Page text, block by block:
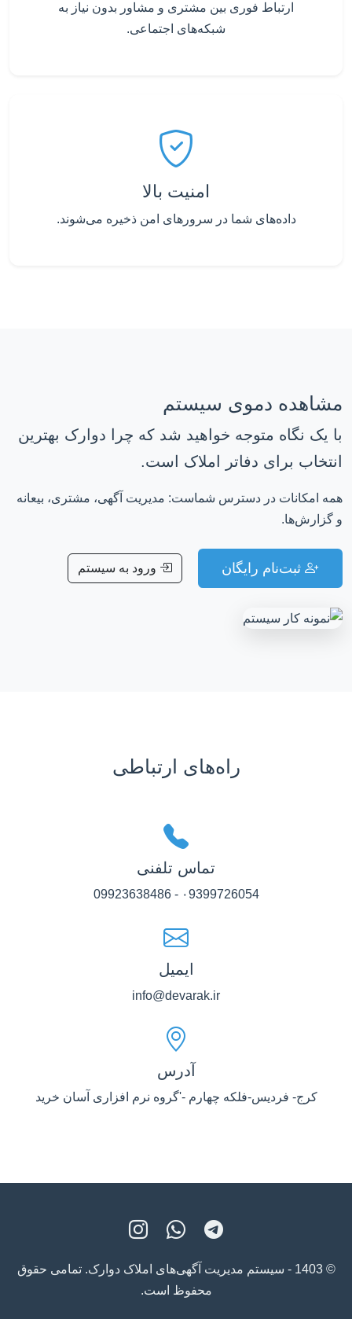
ارتباط فوری بین مشتری و مشاور بدون نیاز به
شبکه‌های اجتماعی.
امنیت بالا
داده‌های شما در سرورهای امن ذخیره می‌شوند.
مشاهده دموی سیستم
با یک نگاه متوجه خواهید شد که چرا دوارک بهترین
انتخاب برای دفاتر املاک است.
همه امکانات در دسترس شماست: مدیریت آگهی، مشتری، بیعانه
و گزارش‌ها.
ثبت‌نام رایگان ورود به سیستم
راه‌های ارتباطی
تماس تلفنی
۰9399726054 - 09923638486
ایمیل
info@devarak.ir
آدرس
کرج- فردیس-فلکه چهارم -'گروه نرم افزاری آسان خرید
© 1403 - سیستم مدیریت آگهی‌های املاک دوارک. تمامی حقوق
محفوظ است.